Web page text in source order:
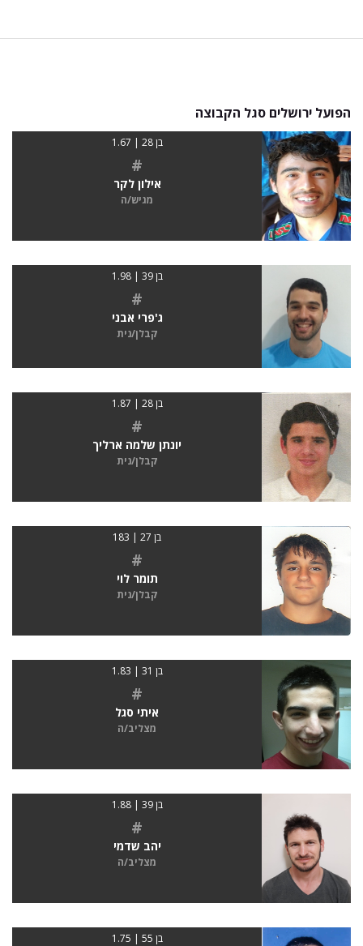
הפועל ירושלים סגל הקבוצה
בן 28 | 1.67
#
אילון לקר
מגיש/ה
בן 39 | 1.98
#
ג'פרי אבני
קבלן/נית
בן 28 | 1.87
#
יונתן שלמה ארליך
קבלן/נית
בן 27 | 183
#
תומר לוי
קבלן/נית
בן 31 | 1.83
#
איתי סגל
מצליב/ה
בן 39 | 1.88
#
יהב שדמי
מצליב/ה
בן 55 | 1.75